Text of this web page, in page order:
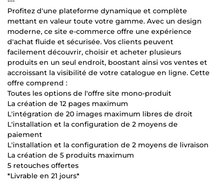
Profitez d'une plateforme dynamique et complète
mettant en valeur toute votre gamme. Avec un design
moderne, ce site e-commerce offre une expérience
d'achat fluide et sécurisée. Vos clients peuvent
facilement découvrir, choisir et acheter plusieurs
produits en un seul endroit, boostant ainsi vos ventes et
accroissant la visibilité de votre catalogue en ligne. Cette
offre comprend :
Toutes les options de l'offre site mono-produit
La création de 12 pages maximum
L'intégration de 20 images maximum libres de droit
L'installation et la configuration de 2 moyens de
paiement
L'installation et la configuration de 2 moyens de livraison
La création de 5 produits maximum
5 retouches offertes
*Livrable en 21 jours*